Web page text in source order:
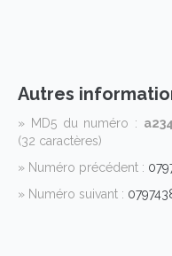
Autres
» MD5 du numéro :
(32 caractères)
» Numéro précédent :
» Numéro suivant :